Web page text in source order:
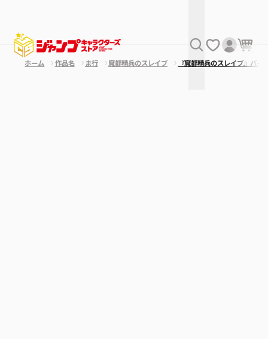
ホーム 作品名 ま行 魔都精兵のスレイブ 『魔都精兵のスレイブ』バ